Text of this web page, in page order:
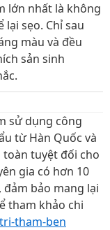
lớn nhất là không
sẹo. Chỉ sau
màu và đều
sản sinh
sử dụng công
từ Hàn Quốc và
toàn tuyệt đối cho
gia có hơn 10
bảo mang lại
tham khảo chi
tham-ben